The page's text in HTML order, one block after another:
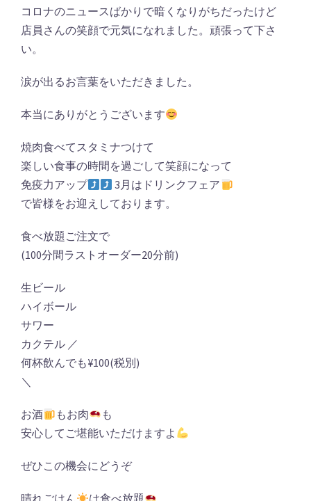
コロナのニュースばかりで暗くなりがちだったけど
店員さんの笑顔で元気になれました。頑張って下さ
い。
涙が出るお言葉をいただきました。
本当にありがとうございます
焼肉食べてスタミナつけて
楽しい食事の時間を過ごして笑顔になって
免疫力アップ
3月はドリンクフェア
で皆様をお迎えしております。
食べ放題ご注文で
(100分間ラストオーダー20分前)
生ビール
ハイボール
サワー
カクテル ／
何杯飲んでも¥100(税別)
＼
お酒 もお肉
も
安心してご堪能いただけますよ
ぜひこの機会にどうぞ